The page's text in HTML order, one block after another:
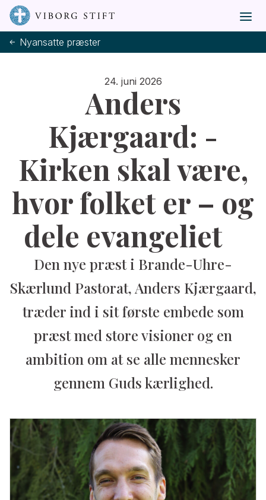
Nyansatte præster
24. juni 2026
Anders
Kjærgaard: -
Kirken skal være,
hvor folket er – og
dele evangeliet
Den nye præst i Brande-Uhre-
Skærlund Pastorat, Anders Kjærgaard,
træder ind i sit første embede som
præst med store visioner og en
ambition om at se alle mennesker
gennem Guds kærlighed.